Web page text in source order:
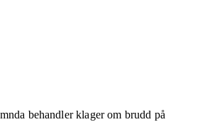
behandler klager om brudd på